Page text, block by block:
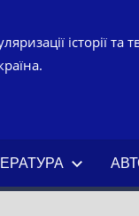
історії